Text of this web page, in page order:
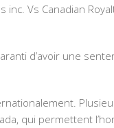
Vs Canadian
d’avoir une
qui permettent